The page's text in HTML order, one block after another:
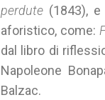
perdute (1843),
aforistico, come:
dal libro di
Napoleone
Balzac.